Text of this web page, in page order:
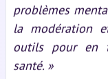
problèmes
la modération
outils pour en
santé. »